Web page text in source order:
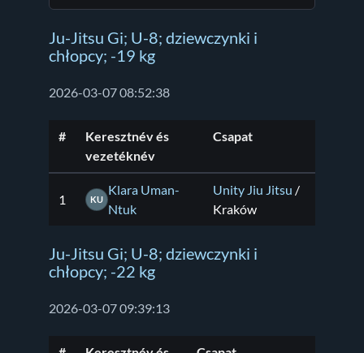
Ju-Jitsu Gi; U-8; dziewczynki i
chłopcy; -19 kg
2026-03-07 08:52:38
#
Keresztnév és
vezetéknév
Csapat
1 KU
Klara Uman-
Ntuk
Unity Jiu Jitsu /
Kraków
Ju-Jitsu Gi; U-8; dziewczynki i
chłopcy; -22 kg
2026-03-07 09:39:13